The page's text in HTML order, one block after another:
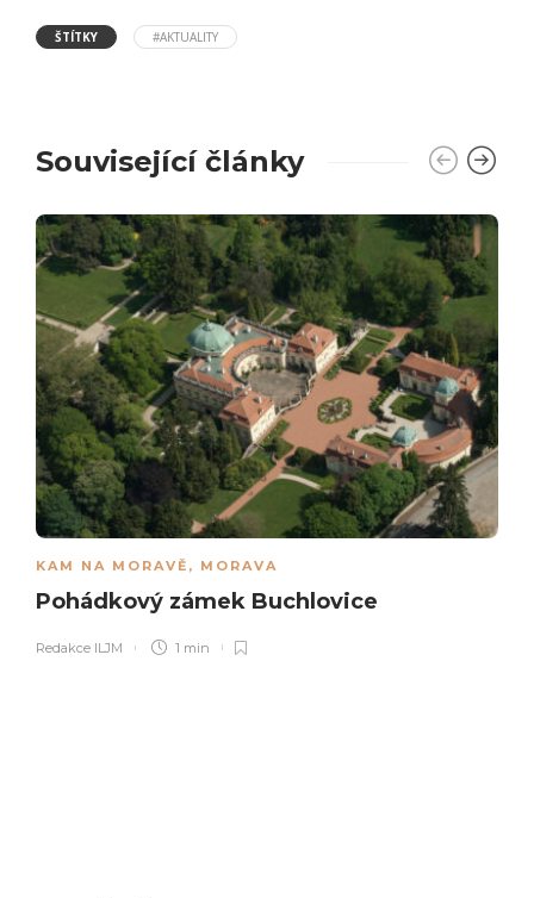
ŠTÍTKY #AKTUALITY
Související články
KAM NA MORAVĚ , MORAVA
Pohádkový zámek Buchlovice
Redakce ILJM 1 min